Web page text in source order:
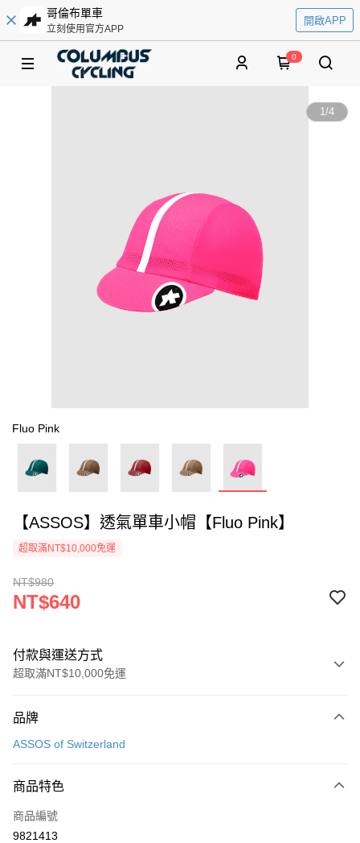
哥倫布單車
立刻使用官方APP
開啟APP
0
1/4
Fluo Pink
【ASSOS】透氣單車小帽【Fluo Pink】
超取滿NT$10,000免運
NT$980
NT$640
付款與運送方式
超取滿NT$10,000免運
信用卡一次付款
Apple Pay
ATM付款
品牌
ASSOS of Switzerland
商品特色
商品編號
9821413